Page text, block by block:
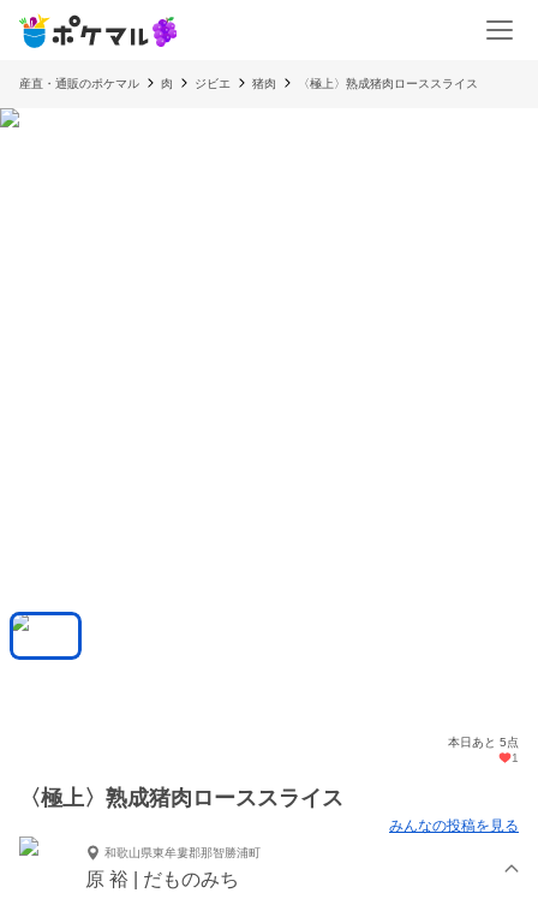
産直・通販のポケマル 肉 ジビエ 猪肉 〈極上〉熟成猪肉ローススライス
本日あと 5点
1
〈極上〉熟成猪肉ローススライス
みんなの投稿を見る
和歌山県東牟婁郡那智勝浦町
原 裕 | だものみち